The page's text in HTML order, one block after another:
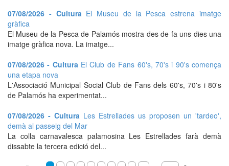
07/08/2026 - Cultura El Museu de la Pesca estrena imatge
gràfica
El Museu de la Pesca de Palamós mostra des de fa uns dies una
imatge gràfica nova. La imatge...
07/08/2026 - Cultura El Club de Fans 60's, 70's i 90's comença
una etapa nova
L'Associació Municipal Social Club de Fans dels 60's, 70's i 80's
de Palamós ha experimentat...
07/08/2026 - Cultura Les Estrellades us proposen un 'tardeo',
demà al passeig del Mar
La colla carnavalesca palamosina Les Estrellades farà demà
dissabte la tercera edició del...